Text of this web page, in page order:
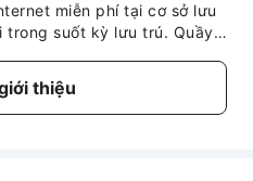
miễn phí tại cơ sở lưu
trong suốt kỳ lưu trú. Quầy
tiện nghi tại chỗ như dịch
tận hưởng trọn vẹn kỳ nghỉ
thiệu